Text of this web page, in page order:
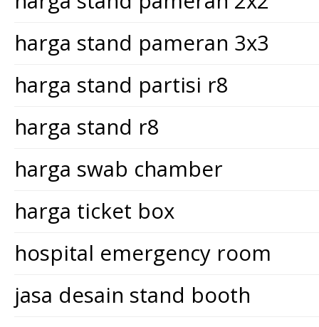
harga stand pameran 3x3
harga stand partisi r8
harga stand r8
harga swab chamber
harga ticket box
hospital emergency room
jasa desain stand booth